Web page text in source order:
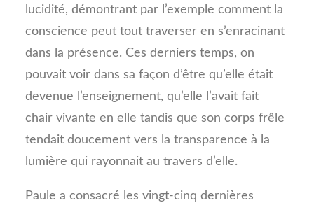
lucidité, démontrant par l’exemple comment la
conscience peut tout traverser en s’enracinant
dans la présence. Ces derniers temps, on
pouvait voir dans sa façon d’être qu’elle était
devenue l’enseignement, qu’elle l’avait fait
chair vivante en elle tandis que son corps frêle
tendait doucement vers la transparence à la
lumière qui rayonnait au travers d’elle.
Paule a consacré les vingt-cinq dernières